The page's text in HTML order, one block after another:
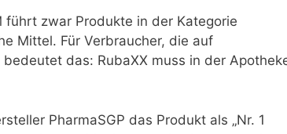
führt zwar Produkte in der Kategorie
Mittel. Für Verbraucher, die auf
das: RubaXX muss in der
PharmaSGP das Produkt als „Nr. 1